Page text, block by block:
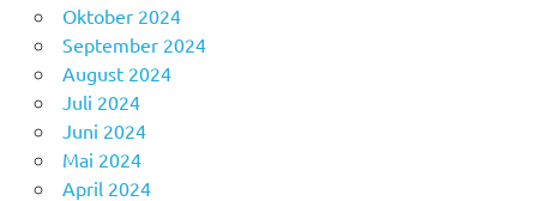
Oktober 2024
September 2024
August 2024
Juli 2024
Juni 2024
Mai 2024
April 2024